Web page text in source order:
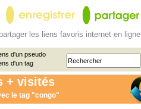
les liens favoris internet en ligne
d'un pseudo
d'un tag
+ visités
le tag "congo"